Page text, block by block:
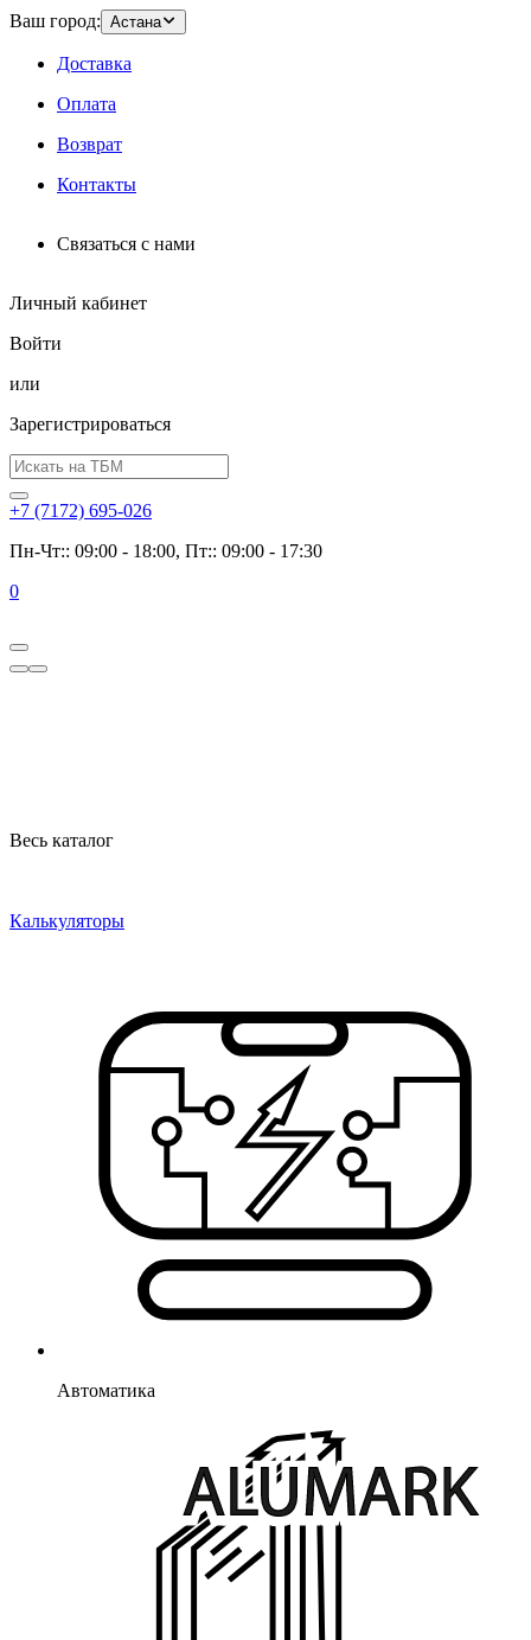
Ваш город: Астана
Доставка
Оплата
Возврат
Контакты
Связаться с нами
Личный кабинет
Войти
или
Зарегистрироваться
+7 (7172) 695-026
Пн-Чт:: 09:00 - 18:00, Пт:: 09:00 - 17:30
0
Весь каталог
Калькуляторы
Автоматика